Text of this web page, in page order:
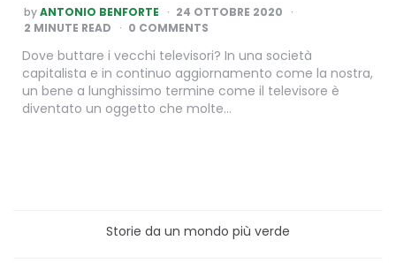
POSTED
BY
byANTONIO BENFORTE
24 OTTOBRE 2020
2 MINUTE READ 0 COMMENTS
Dove buttare i vecchi televisori? In una società
capitalista e in continuo aggiornamento come la nostra,
un bene a lunghissimo termine come il televisore è
diventato un oggetto che molte…
Storie da un mondo più verde